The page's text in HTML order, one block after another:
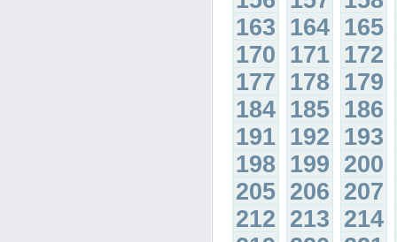
163 164 165
170 171 172
177 178 179
184 185 186
191 192 193
198 199 200
205 206 207
212 213 214